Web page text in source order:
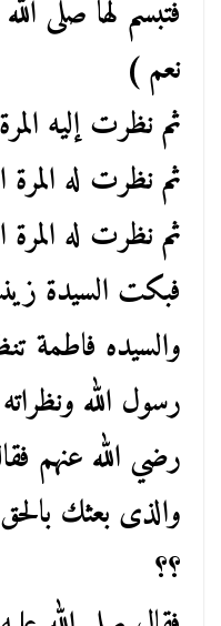
فتبسم لها صلى
نعم )
ثم نظرت إليه
ثم نظرت له المرة
ثم نظرت له المرة
فبكت السيدة
والسيده فاطمة
رسول الله
رضي الله عنهم
والذى بعثك
؟؟